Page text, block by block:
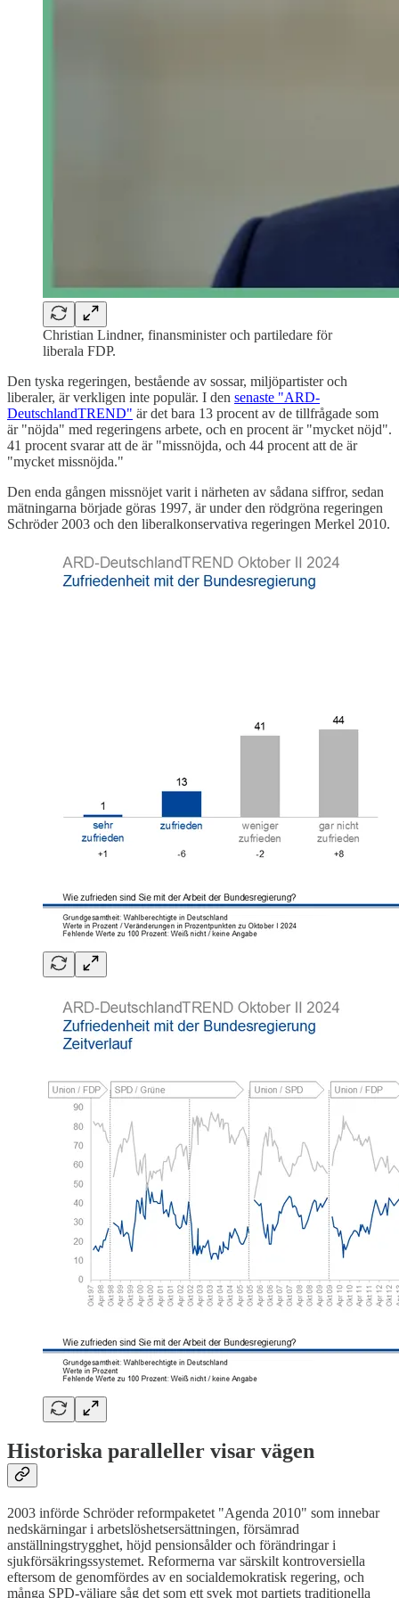
Christian Lindner, finansminister och partiledare för
liberala FDP.
Den tyska regeringen, bestående av sossar, miljöpartister och
liberaler, är verkligen inte populär. I den senaste "ARD-
DeutschlandTREND" är det bara 13 procent av de tillfrågade som
är "nöjda" med regeringens arbete, och en procent är "mycket nöjd".
41 procent svarar att de är "missnöjda, och 44 procent att de är
"mycket missnöjda."
Den enda gången missnöjet varit i närheten av sådana siffror, sedan
mätningarna började göras 1997, är under den rödgröna regeringen
Schröder 2003 och den liberalkonservativa regeringen Merkel 2010.
Historiska paralleller visar vägen
2003 införde Schröder reformpaketet "Agenda 2010" som innebar
nedskärningar i arbetslöshetsersättningen, försämrad
anställningstrygghet, höjd pensionsålder och förändringar i
sjukförsäkringssystemet. Reformerna var särskilt kontroversiella
eftersom de genomfördes av en socialdemokratisk regering, och
många SPD-väljare såg det som ett svek mot partiets traditionella